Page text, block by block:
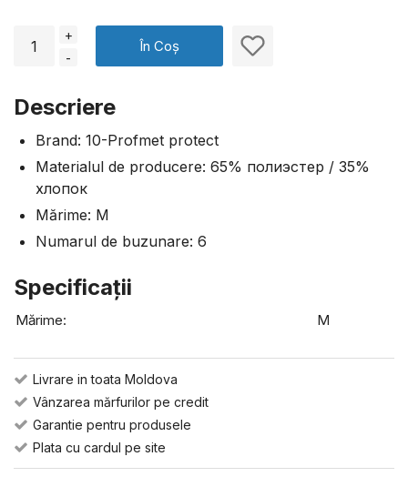
+
-
În Coș
Descriere
Brand: 10-Profmet protect
Materialul de producere: 65% полиэстер / 35%
хлопок
Mărime: M
Numarul de buzunare: 6
Specificaţii
Mărime: M
Livrare in toata Moldova
Vânzarea mărfurilor pe credit
Garantie pentru produsele
Plata cu cardul pe site